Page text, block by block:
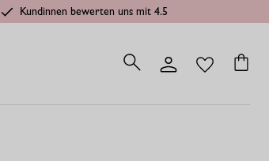
Kundinnen bewerten uns mit 4.5